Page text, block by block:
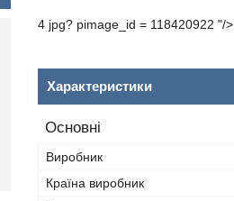
4 jpg? pimage_id = 118420922 "/>
Характеристики
Основні
Виробник
Країна виробник